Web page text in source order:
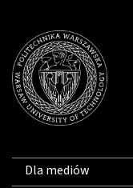
Dla mediów